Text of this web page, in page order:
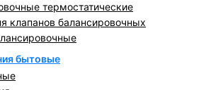
термостатические
клапанов балансировочных
бытовые